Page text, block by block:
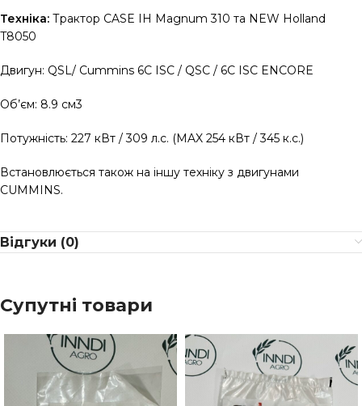
Техніка: Трактор CASE IH Magnum 310 та NEW Holland
T8050
Двигун: QSL/ Cummins 6C ISC / QSC / 6C ISC ENCORE
Об’єм: 8.9 см3
Потужність: 227 кВт / 309 л.с. (MAX 254 кВт / 345 к.с.)
Встановлюється також на іншу техніку з двигунами
CUMMINS.
Відгуки (0)
Супутні товари